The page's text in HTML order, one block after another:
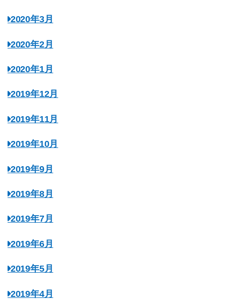
2020年3月
2020年2月
2020年1月
2019年12月
2019年11月
2019年10月
2019年9月
2019年8月
2019年7月
2019年6月
2019年5月
2019年4月